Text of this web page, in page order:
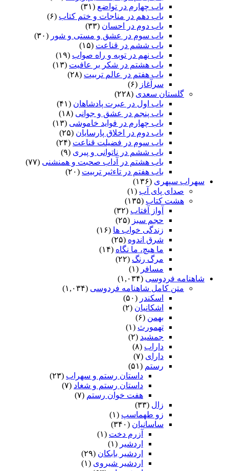
باب چهارم در تواضع (۳۱)
باب دهم در مناجات و ختم کتاب (۶)
باب دوم در احسان (۳۳)
باب سوم در عشق و مستی و شور (۳۰)
باب ششم در قناعت (۱۵)
باب نهم در توبه و راه صواب (۱۹)
باب هشتم در شکر بر عافیت (۱۳)
باب هفتم در عالم تربیت (۲۸)
سرآغاز (۶)
گلستان سعدی (۲۲۸)
باب اول در عبرت پادشاهان (۴۱)
باب پنجم در عشق و جوانى (۱۸)
باب چهارم در فواید خاموشى (۱۳)
باب دوم در اخلاق پارسایان (۲۵)
باب سوم در فضیلت قناعت (۲۴)
باب ششم در ناتوانى و پیرى (۹)
باب هشتم در آداب صحبت و همنشنى (۷۷)
باب هفتم در تاءثیر تربیت (۲۰)
سهراب سپهری (۱۳۶)
صدای پای آب (۱)
هشت کتاب (۱۳۵)
آواز آفتاب (۳۲)
حجم سبز (۲۵)
زندگی خواب ها (۱۶)
شرق اندوه (۲۵)
ما هیچ، ما نگاه (۱۴)
مرگ رنگ (۲۲)
مسافر (۱)
شاهنامه فردوسی (۱,۰۳۴)
متن کامل شاهنامه فردوسی (۱,۰۳۴)
اسکندر (۵۰)
اشکانیان (۲)
بهمن (۶)
تهمورث (۱)
جمشید (۲)
داراب (۸)
دارای (۷)
رستم (۵۱)
داستان رستم و سهراب (۲۳)
داستان رستم و شغاد (۷)
هفت خوان رستم‏ (۷)
زال (۳۳)
زو طهماسپ‏ (۱)
ساسانیان (۳۴۰)
آزرم دخت (۱)
اردشیر (۱)
اردشیر بابکان (۲۹)
اردشیر شیروی (۱)